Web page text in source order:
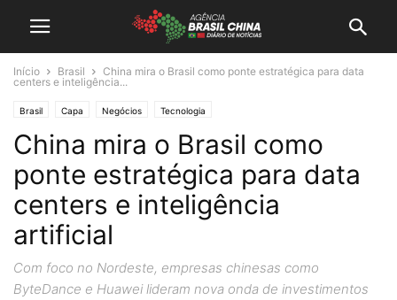
Início Brasil
China mira o Brasil como ponte estratégica para data
centers e inteligência...
Brasil Capa Negócios Tecnologia
China mira o Brasil como
ponte estratégica para data
centers e inteligência
artificial
Com foco no Nordeste, empresas chinesas como
ByteDance e Huawei lideram nova onda de investimentos